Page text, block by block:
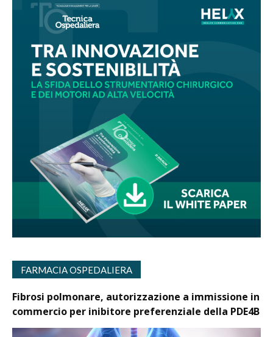
FARMACIA OSPEDALIERA
Fibrosi polmonare, autorizzazione a immissione in
commercio per inibitore preferenziale della PDE4B